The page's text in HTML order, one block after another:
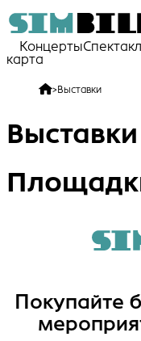
Концерты
карта
>Выставки
Выставки
Покупайте